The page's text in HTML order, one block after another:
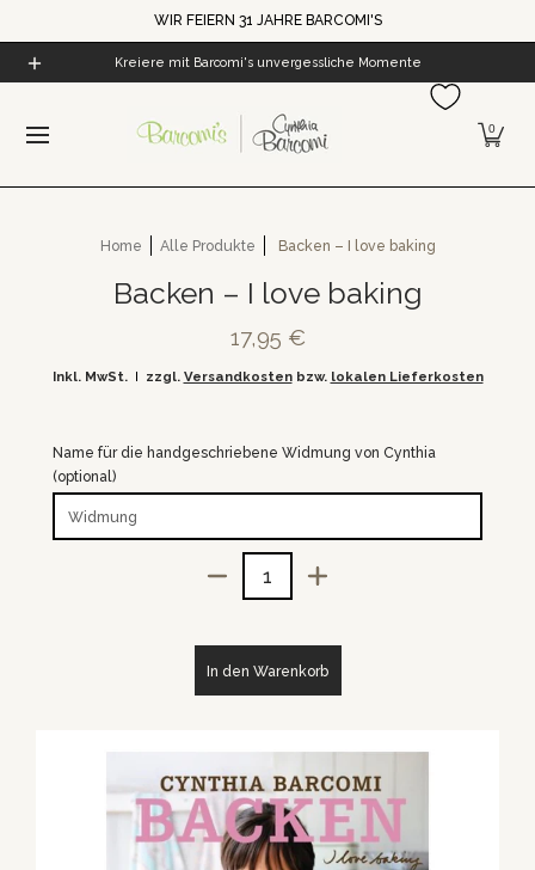
Zum Hauptinhalt springenWIR FEIERN 31 JAHRE BARCOMI'S
Alle Produkte Cynthia's Welt Barcomi's
Kreiere mit Barcomi's unvergessliche Momente
0
Home Alle Produkte Backen – I love baking
Backen – I love baking
17,95 €
Inkl. MwSt. zzgl. Versandkostenbzw. lokalen Lieferkosten
Name für die handgeschriebene Widmung von Cynthia
(optional)
In den Warenkorb